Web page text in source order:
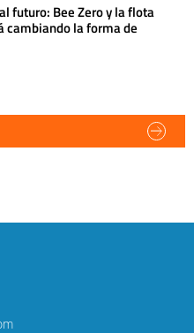
futuro: Bee Zero y la flota
cambiando la forma de